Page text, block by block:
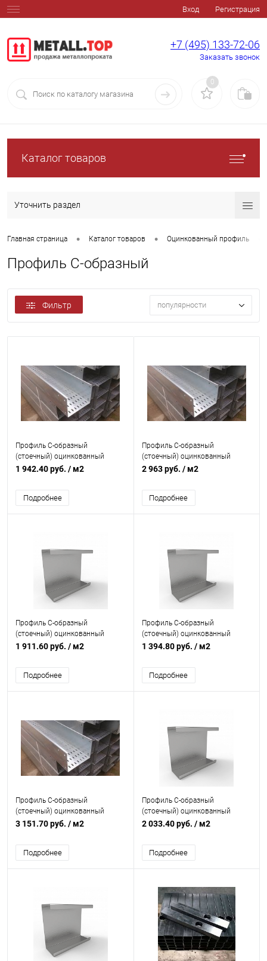
Вход Регистрация
+7 (495) 133-72-06
Заказать звонок
0
Каталог товаров
Уточнить раздел
Главная страница • Каталог товаров • Оцинкованный профиль
Профиль C-образный
Фильтр популярности
Профиль C-образный
(стоечный) оцинкованный
толщина 1мм
1 942.40 руб. / м2
Подробнее
Профиль C-образный
(стоечный) оцинкованный
толщина 1,5мм
2 963 руб. / м2
Подробнее
Профиль C-образный
(стоечный) оцинкованный
толщина 1,5мм
1 911.60 руб. / м2
Подробнее
Профиль C-образный
(стоечный) оцинкованный
толщина 1,2мм
1 394.80 руб. / м2
Подробнее
Профиль C-образный
(стоечный) оцинкованный
толщина 2мм
3 151.70 руб. / м2
Подробнее
Профиль C-образный
(стоечный) оцинкованный
толщина 2мм
2 033.40 руб. / м2
Подробнее